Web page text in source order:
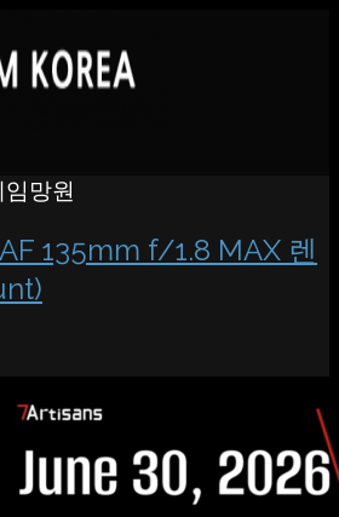
망원
135mm f/1.8 MAX 렌